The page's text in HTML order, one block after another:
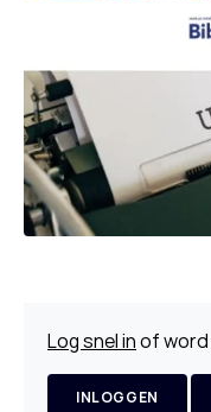
Log snel inof word
INLOGGEN